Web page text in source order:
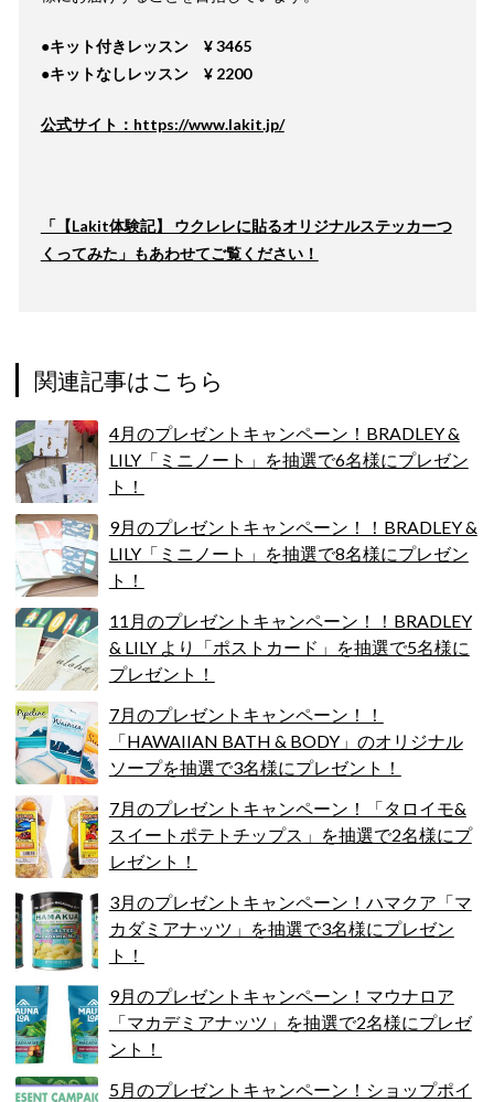
●キット付きレッスン ¥ 3465
●キットなしレッスン ¥ 2200
公式サイト：https://www.lakit.jp/
「【Lakit体験記】 ウクレレに貼るオリジナルステッカーつ
くってみた」もあわせてご覧ください！
関連記事はこちら
4月のプレゼントキャンペーン！BRADLEY &
LILY「ミニノート」を抽選で6名様にプレゼン
ト！
9月のプレゼントキャンペーン！！BRADLEY &
LILY「ミニノート」を抽選で8名様にプレゼン
ト！
11月のプレゼントキャンペーン！！BRADLEY
& LILY より「ポストカード」を抽選で5名様に
プレゼント！
7月のプレゼントキャンペーン！！
「HAWAIIAN BATH & BODY」のオリジナル
ソープを抽選で3名様にプレゼント！
7月のプレゼントキャンペーン！「タロイモ&
スイートポテトチップス」を抽選で2名様にプ
レゼント！
3月のプレゼントキャンペーン！ハマクア「マ
カダミアナッツ」を抽選で3名様にプレゼン
ト！
9月のプレゼントキャンペーン！マウナロア
「マカデミアナッツ」を抽選で2名様にプレゼ
ント！
5月のプレゼントキャンペーン！ショップポイ